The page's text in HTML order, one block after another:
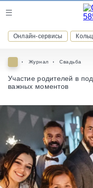
Онлайн-сервисы
присоединяйтесь к
скидки
Журнал Свадьба
Участие родителей в
важных моментов